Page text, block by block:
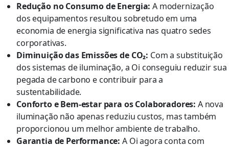
Redução no Consumo de Energia: A modernização
dos equipamentos resultou sobretudo em uma
economia de energia significativa nas quatro sedes
corporativas.
Diminuição das Emissões de CO₂: Com a substituição
dos sistemas de iluminação, a Oi conseguiu reduzir sua
pegada de carbono e contribuir para a
sustentabilidade.
Conforto e Bem-estar para os Colaboradores: A nova
iluminação não apenas reduziu custos, mas também
proporcionou um melhor ambiente de trabalho.
Garantia de Performance: A Oi agora conta com